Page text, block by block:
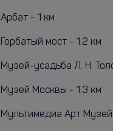
Арбат - 1 км
Горбатый мост - 1.2 км
Музей-усадьба Л. Н.
Музей Москвы - 1.3 км
Мультимедиа Арт Музей